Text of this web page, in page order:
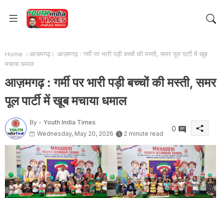
Home आजमगढ़
आज़मगढ़ : गर्मी पर भारी पड़ी बच्चों की मस्ती, समर पूल पार्टी में खूब
मचाया धमाल
आज़मगढ़ : गर्मी पर भारी पड़ी बच्चों की मस्ती, समर
पूल पार्टी में खूब मचाया धमाल
By - Youth India Times
Wednesday, May 20, 2026
2 minute read
0